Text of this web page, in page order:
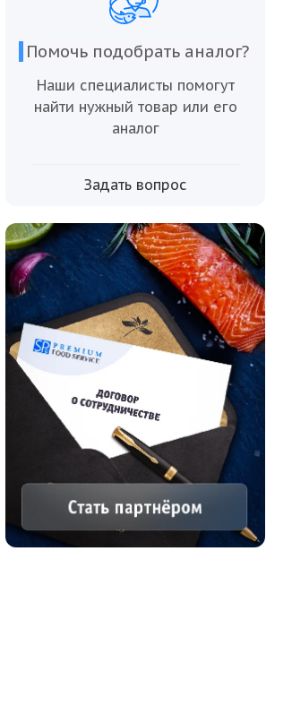
Помочь подобрать аналог?
Наши специалисты помогут
найти нужный товар или его
аналог
Задать вопрос